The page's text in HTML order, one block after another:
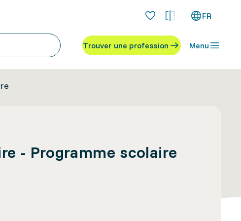
FR
Trouver une profession Menu
- Programme scolaire